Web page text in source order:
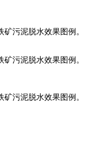
污泥脱水效果图例。
污泥脱水效果图例。
矿污泥脱水效果图例 。